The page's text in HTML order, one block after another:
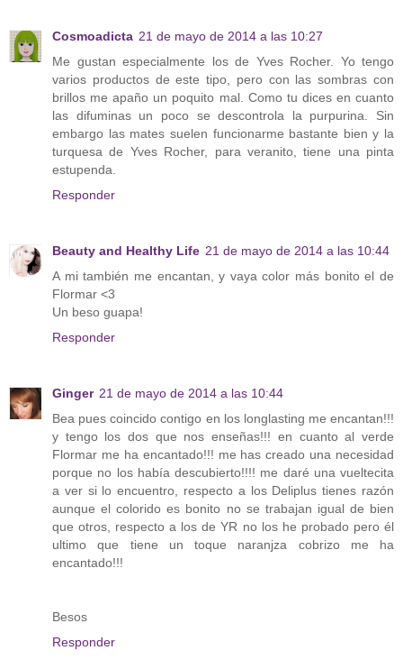
Cosmoadicta 21 de mayo de 2014 a las 10:27
Me gustan especialmente los de Yves Rocher. Yo tengo
varios productos de este tipo, pero con las sombras con
brillos me apaño un poquito mal. Como tu dices en cuanto
las difuminas un poco se descontrola la purpurina. Sin
embargo las mates suelen funcionarme bastante bien y la
turquesa de Yves Rocher, para veranito, tiene una pinta
estupenda.
Responder
Beauty and Healthy Life 21 de mayo de 2014 a las 10:44
A mi también me encantan, y vaya color más bonito el de
Flormar <3
Un beso guapa!
Responder
Ginger 21 de mayo de 2014 a las 10:44
Bea pues coincido contigo en los longlasting me encantan!!!
y tengo los dos que nos enseñas!!! en cuanto al verde
Flormar me ha encantado!!! me has creado una necesidad
porque no los había descubierto!!!! me daré una vueltecita
a ver si lo encuentro, respecto a los Deliplus tienes razón
aunque el colorido es bonito no se trabajan igual de bien
que otros, respecto a los de YR no los he probado pero él
ultimo que tiene un toque naranjza cobrizo me ha
encantado!!!
Besos
Responder